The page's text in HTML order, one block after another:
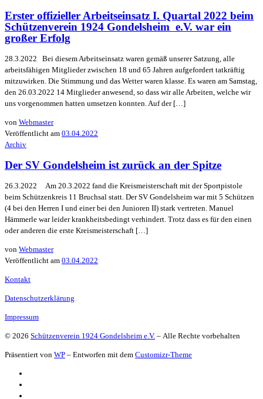
Erster offizieller Arbeitseinsatz I. Quartal 2022 beim
Schützenverein 1924 Gondelsheim e.V. war ein
großer Erfolg
28.3.2022 Bei diesem Arbeitseinsatz waren gemäß unserer Satzung, alle
arbeitsfähigen Mitglieder zwischen 18 und 65 Jahren aufgefordert tatkräftig
mitzuwirken. Die Stimmung und das Wetter waren klasse. Es waren am Samstag,
den 26.03.2022 14 Mitglieder anwesend, so dass wir alle Arbeiten, welche wir
uns vorgenommen hatten umsetzen konnten. Auf der […]
von Webmaster
Veröffentlicht am 03.04.2022
Archiv
Der SV Gondelsheim ist zurück an der Spitze
26.3.2022 Am 20.3.2022 fand die Kreismeisterschaft mit der Sportpistole
beim Schützenkreis 11 Bruchsal statt. Der SV Gondelsheim war mit 5 Schützen
(4 bei den Herren I und einer bei den Junioren II) stark vertreten. Manuel
Hämmerle war leider krankheitsbedingt verhindert. Trotz dass es für den einen
oder anderen die erste Kreismeisterschaft […]
von Webmaster
Veröffentlicht am 03.04.2022
Kontakt
Datenschutzerklärung
Impressum
© 2026 Schützenverein 1924 Gondelsheim e.V. – Alle Rechte vorbehalten
Präsentiert von WP – Entworfen mit dem Customizr-Theme